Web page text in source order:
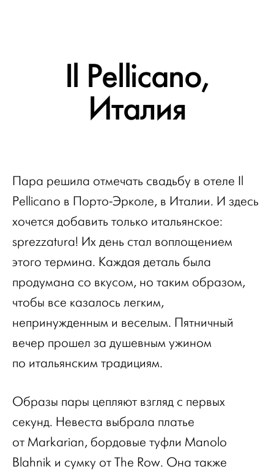
Il Pellicano,
Италия
Пара решила отмечать свадьбу в отеле Il
Pellicano в Порто-Эрколе, в Италии. И здесь
хочется добавить только итальянское:
sprezzatura! Их день стал воплощением
этого термина. Каждая деталь была
продумана со вкусом, но таким образом,
чтобы все казалось легким,
непринужденным и веселым. Пятничный
вечер прошел за душевным ужином
по итальянским традициям.
Образы пары цепляют взгляд с первых
секунд. Невеста выбрала платье
от Markarian, бордовые туфли Manolo
Blahnik и сумку от The Row. Она также